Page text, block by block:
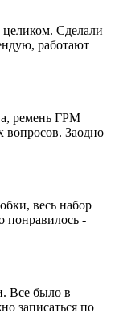
целиком. Сделали
работают
ремень ГРМ
вопросов. Заодно
весь набор
понравилось -
Все было в
записаться по